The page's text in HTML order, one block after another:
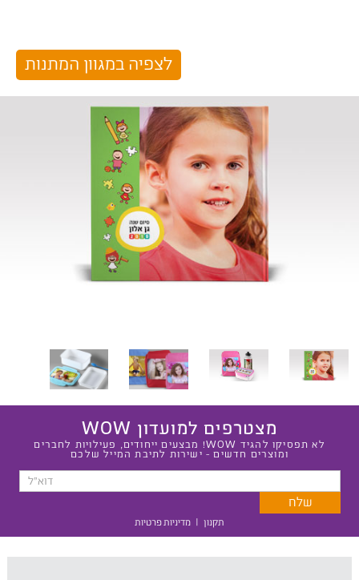
מצטרפים למועדון WOW
לא תפסיקו להגיד WOW! מבצעים ייחודים, פעילויות לחברים
ומוצרים חדשים - ישירות לתיבת המייל שלכם
תקנון | מדיניות פרטיות